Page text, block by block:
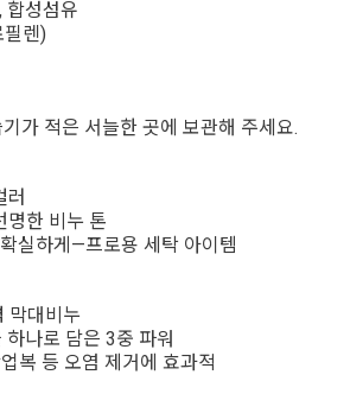
합성섬유
렌)
가 적은 서늘한 곳에 보관해 주세요.
러
명한 비누 톤
실하게—프로용 세탁 아이템
막대비누
하나로 담은 3중 파워
업복 등 오염 제거에 효과적